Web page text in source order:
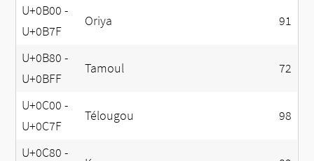
U+0B00 -
U+0B7F
Oriya 91
U+0B80 -
U+0BFF
Tamoul 72
U+0C00 -
U+0C7F
Télougou 98
U+0C80 -